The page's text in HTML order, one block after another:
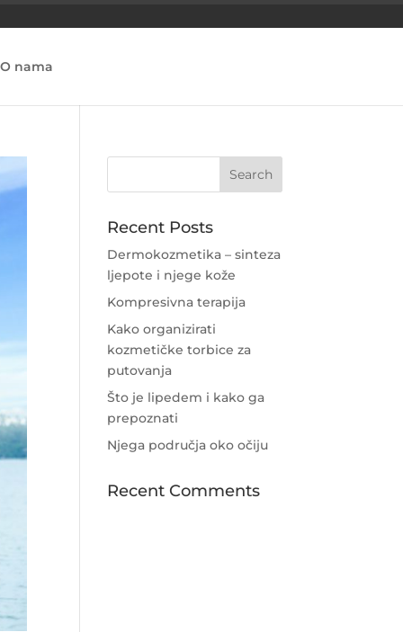
O nama
Recent Posts
Dermokozmetika – sinteza
ljepote i njege kože
Kompresivna terapija
Kako organizirati
kozmetičke torbice za
putovanja
Što je lipedem i kako ga
prepoznati
Njega područja oko očiju
Recent Comments